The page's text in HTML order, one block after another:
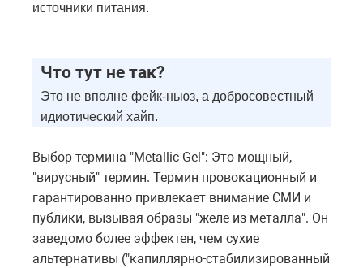
источники питания.
Что тут не так?
Это не вполне фейк-ньюз, а добросовестный
идиотический хайп.
Выбор термина "Metallic Gel": Это мощный,
"вирусный" термин. Термин провокационный и
гарантированно привлекает внимание СМИ и
публики, вызывая образы "желе из металла". Он
заведомо более эффектен, чем сухие
альтернативы ("капиллярно-стабилизированный